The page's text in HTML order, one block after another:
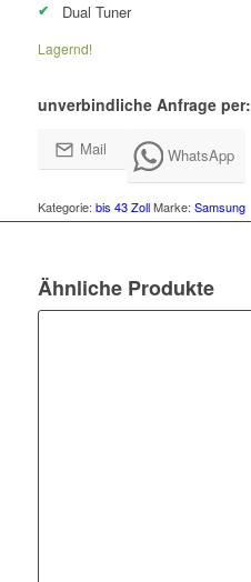
Dual Tuner
Lagernd!
unverbindliche Anfrage per:
Mail WhatsApp
Kategorie: bis 43 Zoll Marke: Samsung
Ähnliche Produkte